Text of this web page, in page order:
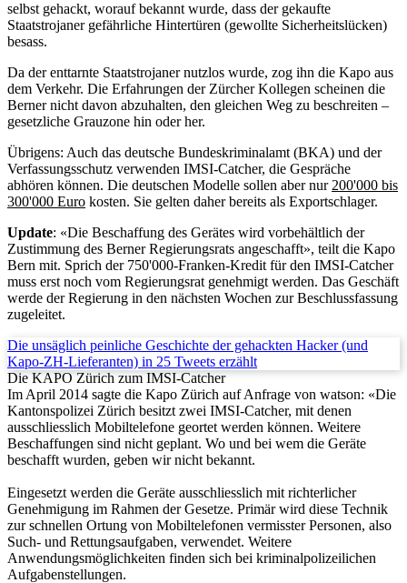
selbst gehackt, worauf bekannt wurde, dass der gekaufte
Staatstrojaner gefährliche Hintertüren (gewollte Sicherheitslücken)
besass.
Da der enttarnte Staatstrojaner nutzlos wurde, zog ihn die Kapo aus
dem Verkehr. Die Erfahrungen der Zürcher Kollegen scheinen die
Berner nicht davon abzuhalten, den gleichen Weg zu beschreiten –
gesetzliche Grauzone hin oder her.
Übrigens: Auch das deutsche Bundeskriminalamt (BKA) und der
Verfassungsschutz verwenden IMSI-Catcher, die Gespräche
abhören können. Die deutschen Modelle sollen aber nur 200'000 bis
300'000 Euro kosten. Sie gelten daher bereits als Exportschlager.
Update: «Die Beschaffung des Gerätes wird vorbehältlich der
Zustimmung des Berner Regierungsrats angeschafft», teilt die Kapo
Bern mit. Sprich der 750'000-Franken-Kredit für den IMSI-Catcher
muss erst noch vom Regierungsrat genehmigt werden. Das Geschäft
werde der Regierung in den nächsten Wochen zur Beschlussfassung
zugeleitet.
Die unsäglich peinliche Geschichte der gehackten Hacker (und
Kapo-ZH-Lieferanten) in 25 Tweets erzählt
Die KAPO Zürich zum IMSI-Catcher
Im April 2014 sagte die Kapo Zürich auf Anfrage von watson: «Die
Kantonspolizei Zürich besitzt zwei IMSI-Catcher, mit denen
ausschliesslich Mobiltelefone geortet werden können. Weitere
Beschaffungen sind nicht geplant. Wo und bei wem die Geräte
beschafft wurden, geben wir nicht bekannt.
Eingesetzt werden die Geräte ausschliesslich mit richterlicher
Genehmigung im Rahmen der Gesetze. Primär wird diese Technik
zur schnellen Ortung von Mobiltelefonen vermisster Personen, also
Such- und Rettungsaufgaben, verwendet. Weitere
Anwendungsmöglichkeiten finden sich bei kriminalpolizeilichen
Aufgabenstellungen.